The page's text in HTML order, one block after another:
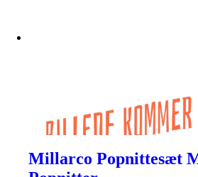
Millarco Popnittesæt